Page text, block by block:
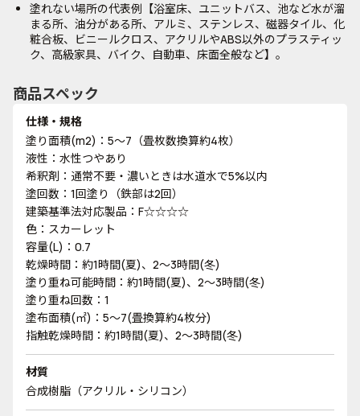
塗れない場所の代表例【浴室床、ユニットバス、池など水が溜
まる所、油分がある所、アルミ、ステンレス、磁器タイル、化
粧合板、ビニールクロス、アクリルやABS以外のプラスティッ
ク、高級家具、バイク、自動車、床面全般など】。
商品スペック
仕様・規格
塗り面積(m2)：5～7（畳枚数換算約4枚）
液性：水性つやあり
希釈剤：通常不要・濃いときは水道水で5%以内
塗回数：1回塗り（鉄部は2回）
建築基準法対応製品：F☆☆☆☆
色：スカーレット
容量(L)：0.7
乾燥時間：約1時間(夏)、2～3時間(冬)
塗り重ね可能時間：約1時間(夏)、2～3時間(冬)
塗り重ね回数：1
塗布面積(㎡)：5～7(畳換算約4枚分)
指触乾燥時間：約1時間(夏)、2～3時間(冬)
材質
合成樹脂（アクリル・シリコン）